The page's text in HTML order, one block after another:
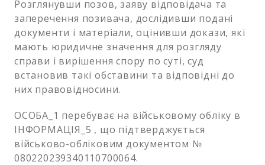
Розглянувши позов, заяву відповідача та
заперечення позивача, дослідивши подані
документи і матеріали, оцінивши докази, які
мають юридичне значення для розгляду
справи і вирішення спору по суті, суд
встановив такі обставини та відповідні до
них правовідносини.
ОСОБА_1 перебуває на військовому обліку в
ІНФОРМАЦІЯ_5 , що підтверджується
військово-обліковим документом №
080220239340110700064.